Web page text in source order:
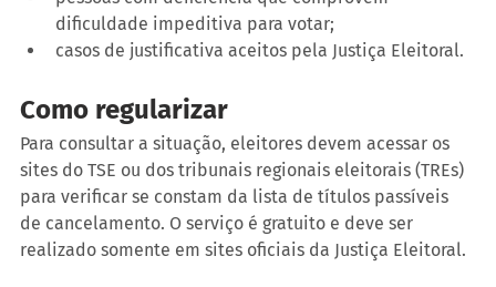
dificuldade impeditiva para votar;
casos de justificativa aceitos pela Justiça Eleitoral.
Como regularizar
Para consultar a situação, eleitores devem acessar os
sites do TSE ou dos tribunais regionais eleitorais (TREs)
para verificar se constam da lista de títulos passíveis
de cancelamento. O serviço é gratuito e deve ser
realizado somente em sites oficiais da Justiça Eleitoral.